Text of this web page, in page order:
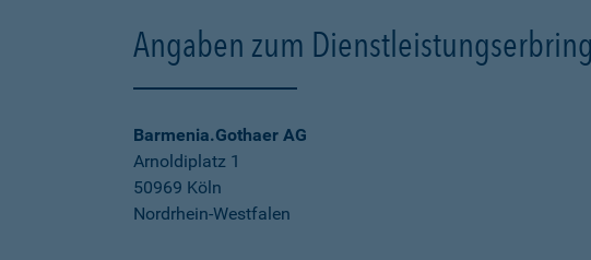
Angaben zum
Barmenia.Gothaer AG
Arnoldiplatz 1
50969 Köln
Nordrhein-Westfalen